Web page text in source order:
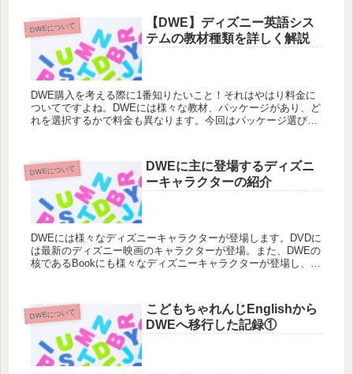
DWEについて
【DWE】ディズニー英語シス
テムの教材種類を詳しく解説
DWE購入を考える際に1番知りたいこと！それはやはり料金に
ついてですよね。DWEには様々な教材、パッケージがあり、ど
れを選択するかで料金も異なります。今回はパッケージ選びの
DWEについて
DWEに主に登場するディズニ
ーキャラクターの紹介
DWEには様々なディズニーキャラクターが登場します。DVDに
は最新のディズニー映画のキャラクターが登場。また、DWEの
核であるBookにも様々なディズニーキャラクターが登場し、長
ーたちと出会い日々楽しませてもらっています！それぞれのプ
ロフィールまとめてみました。
DWEについて
こどもちゃれんじEnglishから
DWEへ移行した記録①